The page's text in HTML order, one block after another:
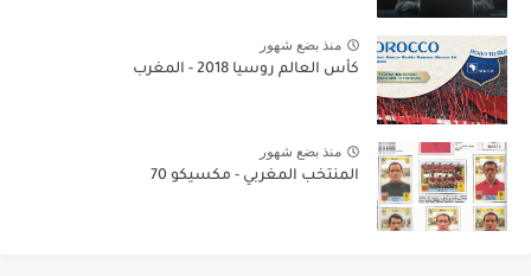
منذ بضع شهور
كأس العالم روسيا 2018 - المغرب
منذ بضع شهور
المنتخب المغربي - مكسيكو 70